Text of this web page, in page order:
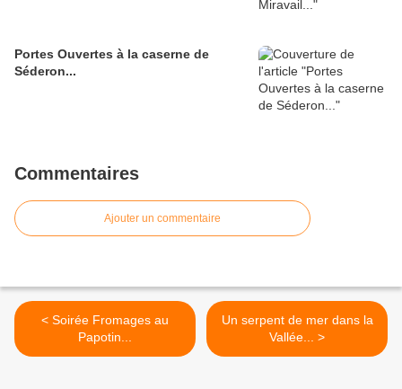
Portes Ouvertes à la caserne de
Séderon...
Commentaires
Ajouter un commentaire
< Soirée Fromages au
Papotin...
Un serpent de mer dans la
Vallée... >